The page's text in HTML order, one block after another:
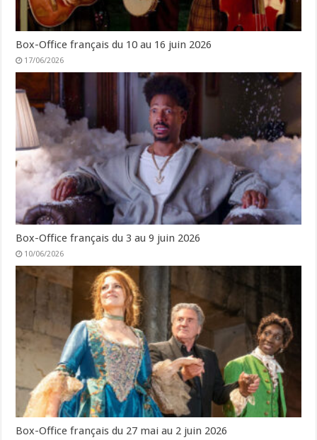
Box-Office français du 10 au 16 juin 2026
17/06/2026
Box-Office français du 3 au 9 juin 2026
10/06/2026
Box-Office français du 27 mai au 2 juin 2026